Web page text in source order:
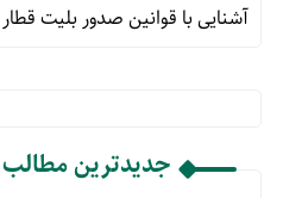
آشنایی با قوانین صدور بلیت
جدیدترین مطالب